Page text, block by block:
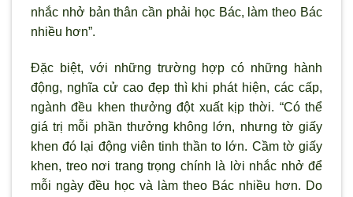
nhắc nhở bản thân cần phải học Bác, làm theo Bác
nhiều hơn”.
Đặc biệt, với những trường hợp có những hành
động, nghĩa cử cao đẹp thì khi phát hiện, các cấp,
ngành đều khen thưởng đột xuất kịp thời. “Có thể
giá trị mỗi phần thưởng không lớn, nhưng tờ giấy
khen đó lại động viên tinh thần to lớn. Cầm tờ giấy
khen, treo nơi trang trọng chính là lời nhắc nhở để
mỗi ngày đều học và làm theo Bác nhiều hơn. Do